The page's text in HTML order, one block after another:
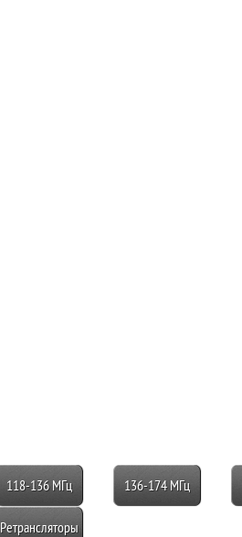
118-136 МГц 136-174 МГц
Ретрансляторы